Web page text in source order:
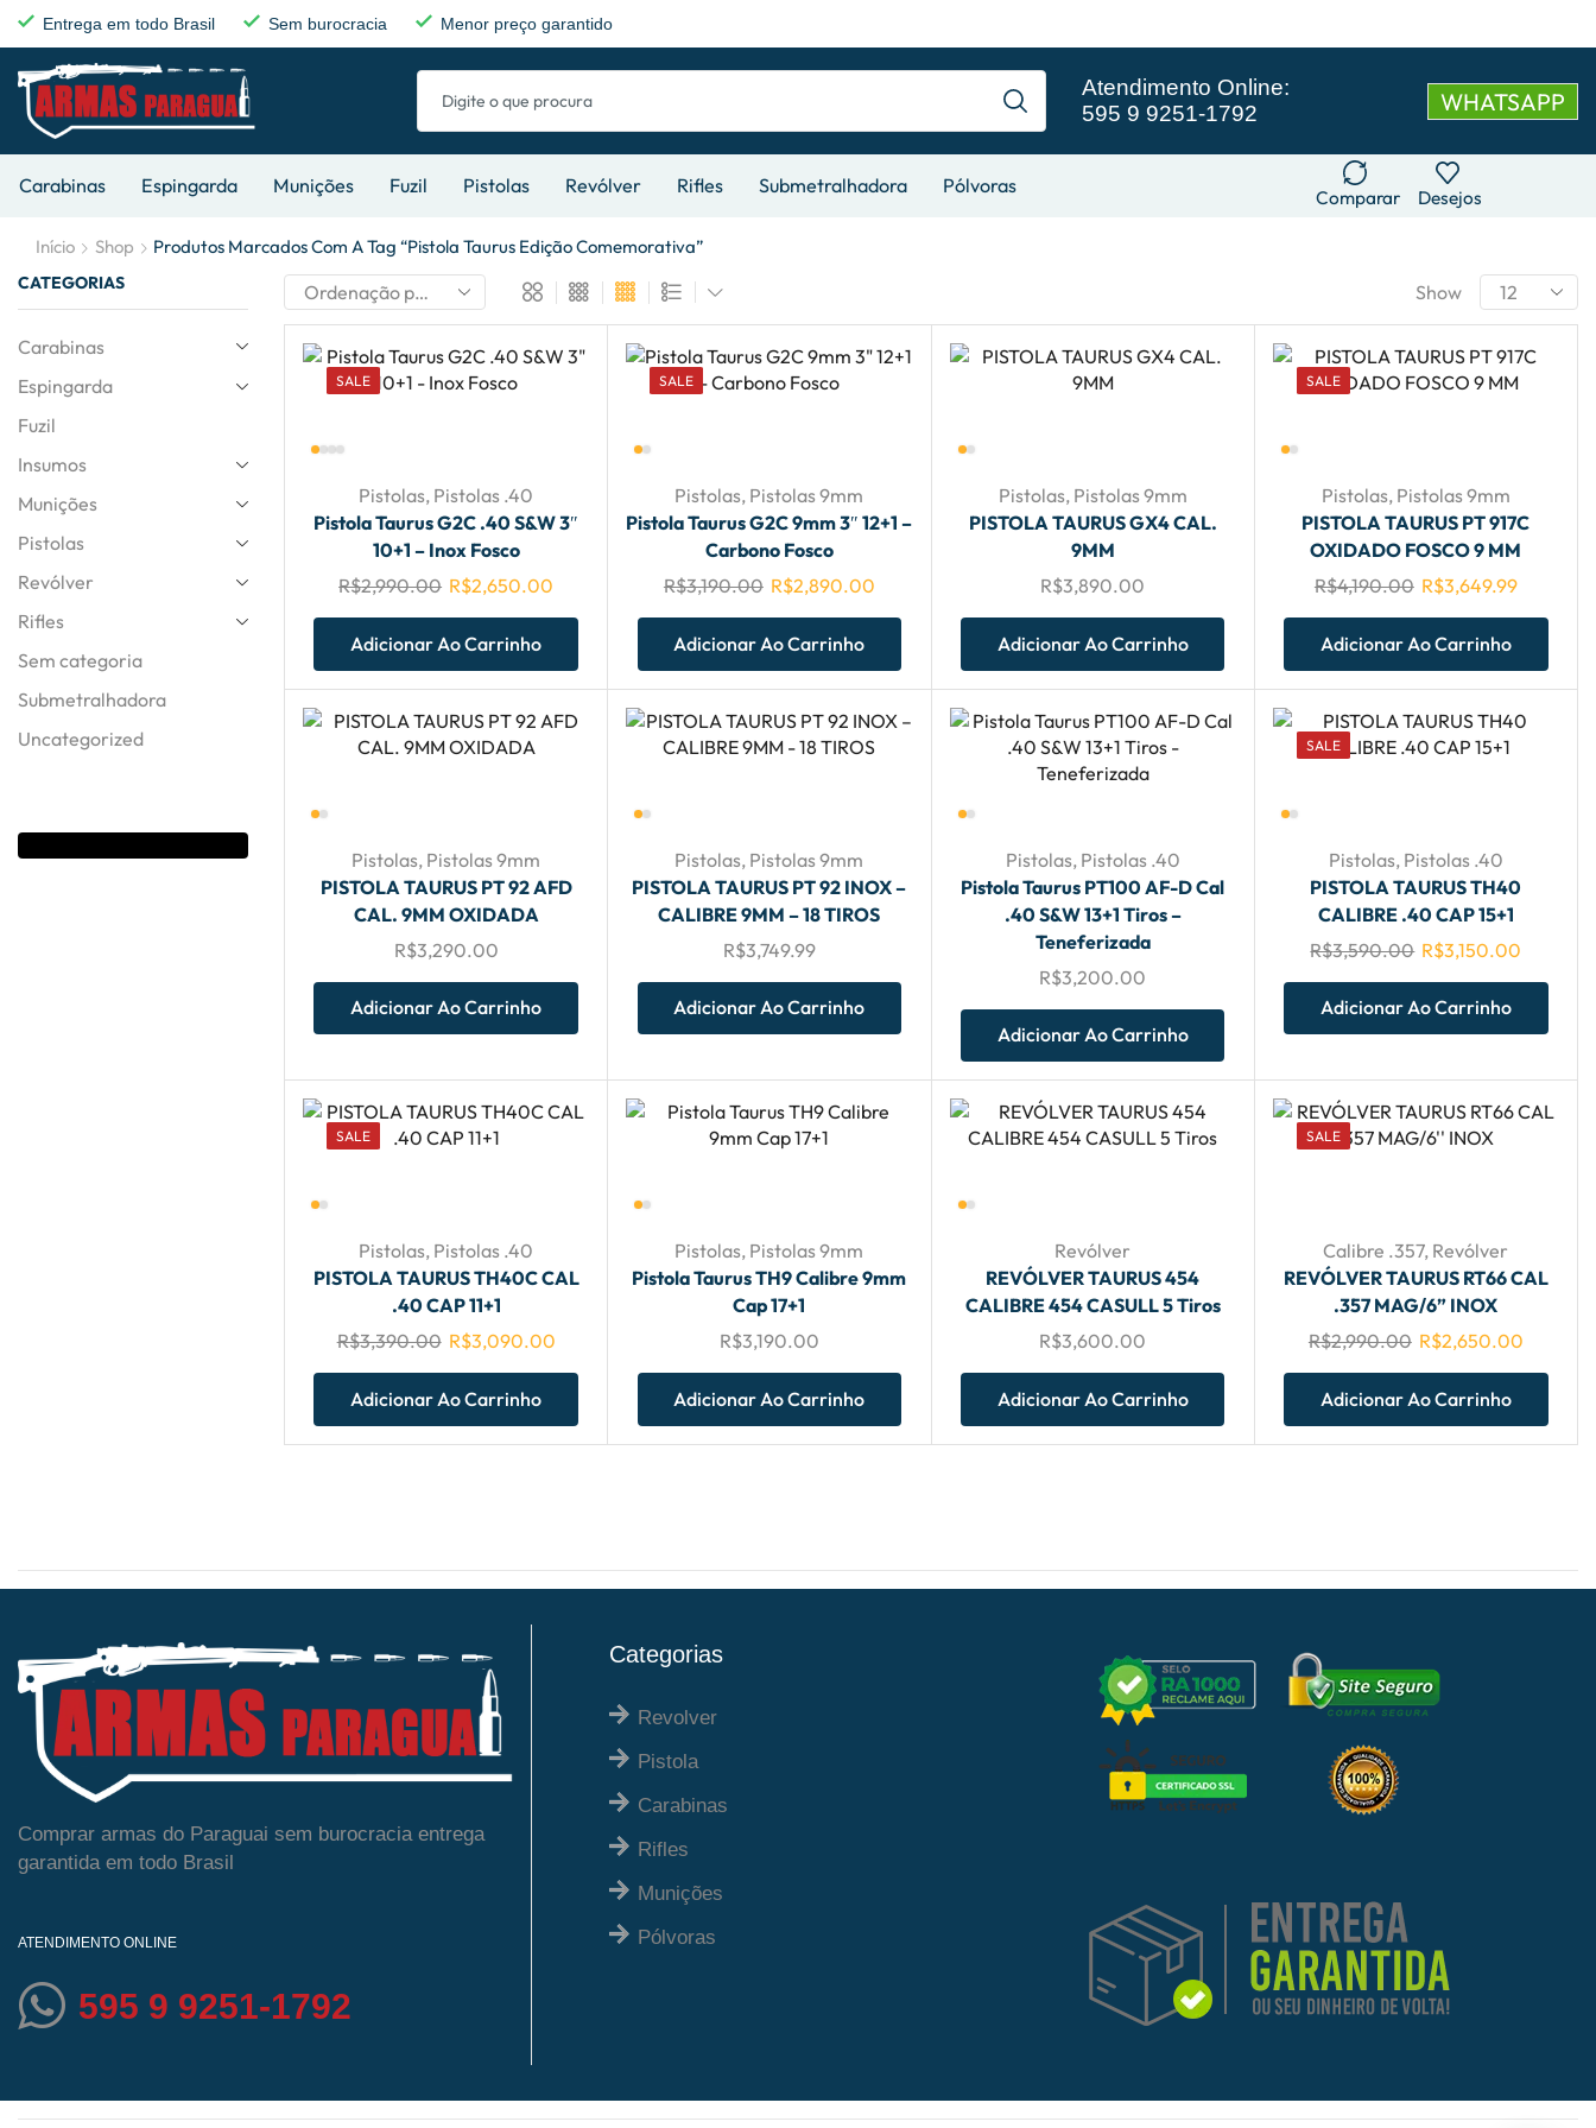
Entrega em todo Brasil Sem burocracia Menor preço garantido
Atendimento Online:
595 9 9251-1792
WHATSAPP
Carabinas Espingarda Munições Fuzil Pistolas Revólver Rifles Submetralhadora Pólvoras Comparar Desejos
Início Shop Produtos Marcados Com A Tag “pistola Taurus Edição Comemorativa”
Show
SALE
Pistolas, Pistolas .40
Pistola Taurus G2C .40 S&W 3″
10+1 – Inox Fosco
R$2,990.00 R$2,650.00
Adicionar Ao Carrinho
SALE
Pistolas, Pistolas 9mm
Pistola Taurus G2C 9mm 3″ 12+1 –
Carbono Fosco
R$3,190.00 R$2,890.00
Adicionar Ao Carrinho
Pistolas, Pistolas 9mm
PISTOLA TAURUS GX4 CAL.
9MM
R$3,890.00
Adicionar Ao Carrinho
SALE
Pistolas, Pistolas 9mm
PISTOLA TAURUS PT 917C
OXIDADO FOSCO 9 MM
R$4,190.00 R$3,649.99
Adicionar Ao Carrinho
Pistolas, Pistolas 9mm
PISTOLA TAURUS PT 92 AFD
CAL. 9MM OXIDADA
R$3,290.00
Adicionar Ao Carrinho
Pistolas, Pistolas 9mm
PISTOLA TAURUS PT 92 INOX –
CALIBRE 9MM – 18 TIROS
R$3,749.99
Adicionar Ao Carrinho
Pistolas, Pistolas .40
Pistola Taurus PT100 AF-D Cal
.40 S&W 13+1 Tiros –
Teneferizada
R$3,200.00
Adicionar Ao Carrinho
SALE
Pistolas, Pistolas .40
PISTOLA TAURUS TH40
CALIBRE .40 CAP 15+1
R$3,590.00 R$3,150.00
Adicionar Ao Carrinho
SALE
Pistolas, Pistolas .40
PISTOLA TAURUS TH40C CAL
.40 CAP 11+1
R$3,390.00 R$3,090.00
Adicionar Ao Carrinho
Pistolas, Pistolas 9mm
Pistola Taurus TH9 Calibre 9mm
Cap 17+1
R$3,190.00
Adicionar Ao Carrinho
Revólver
REVÓLVER TAURUS 454
CALIBRE 454 CASULL 5 Tiros
R$3,600.00
Adicionar Ao Carrinho
SALE
Calibre .357, Revólver
REVÓLVER TAURUS RT66 CAL
.357 MAG/6” INOX
R$2,990.00 R$2,650.00
Adicionar Ao Carrinho
CATEGORIAS
Carabinas
Espingarda
Fuzil
Insumos
Munições
Pistolas
Revólver
Rifles
Sem categoria
Submetralhadora
Uncategorized
Tire Suas
ATENDIMENTO
24HRS
Comprar armas do Paraguai sem burocracia entrega
garantida em todo Brasil
ATENDIMENTO ONLINE
595 9 9251-1792
Categorias
Revolver
Pistola
Carabinas
Rifles
Munições
Pólvoras